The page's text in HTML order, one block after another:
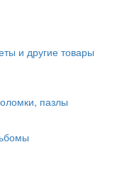
и другие товары
пазлы